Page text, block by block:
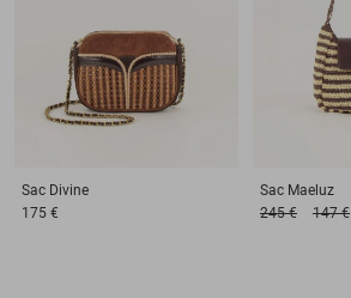
Sac Divine
175 €
Sac Maeluz
245 €
147 €